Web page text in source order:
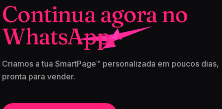
Continua agora no
WhatsApp.
Criamos a tua SmartPage™ personalizada em poucos dias,
pronta para vender.